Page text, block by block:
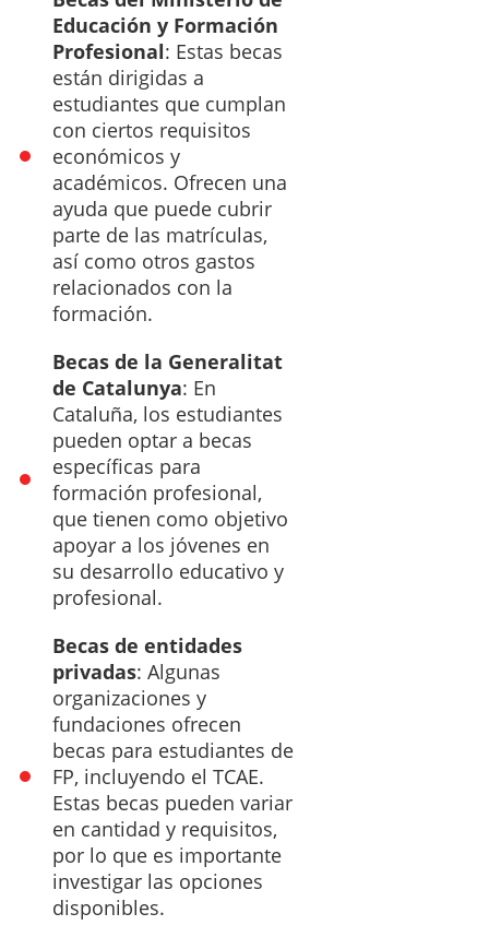
Educación y Formación
Profesional: Estas becas
están dirigidas a
estudiantes que cumplan
con ciertos requisitos
económicos y
académicos. Ofrecen una
ayuda que puede cubrir
parte de las matrículas,
así como otros gastos
relacionados con la
formación.
Becas de la Generalitat
de Catalunya: En
Cataluña, los estudiantes
pueden optar a becas
específicas para
formación profesional,
que tienen como objetivo
apoyar a los jóvenes en
su desarrollo educativo y
profesional.
Becas de entidades
privadas: Algunas
organizaciones y
fundaciones ofrecen
becas para estudiantes de
FP, incluyendo el TCAE.
Estas becas pueden variar
en cantidad y requisitos,
por lo que es importante
investigar las opciones
disponibles.